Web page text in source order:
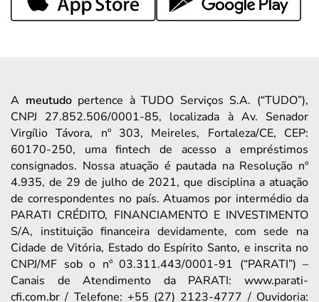
A meutudopertence à TUDO Serviços S.A. (“TUDO”),
CNPJ 27.852.506/0001-85, localizada à Av. Senador
Virgílio Távora, nº 303, Meireles, Fortaleza/CE, CEP:
60170-250, uma fintech de acesso a empréstimos
consignados. Nossa atuação é pautada na Resolução nº
4.935, de 29 de julho de 2021, que disciplina a atuação
de correspondentes no país. Atuamos por intermédio da
PARATI CRÉDITO, FINANCIAMENTO E INVESTIMENTO
S/A, instituição financeira devidamente, com sede na
Cidade de Vitória, Estado do Espírito Santo, e inscrita no
CNPJ/MF sob o nº 03.311.443/0001-91 (“PARATI”) –
Canais de Atendimento da PARATI: www.parati-
cfi.com.br / Telefone: +55 (27) 2123-4777 / Ouvidoria: